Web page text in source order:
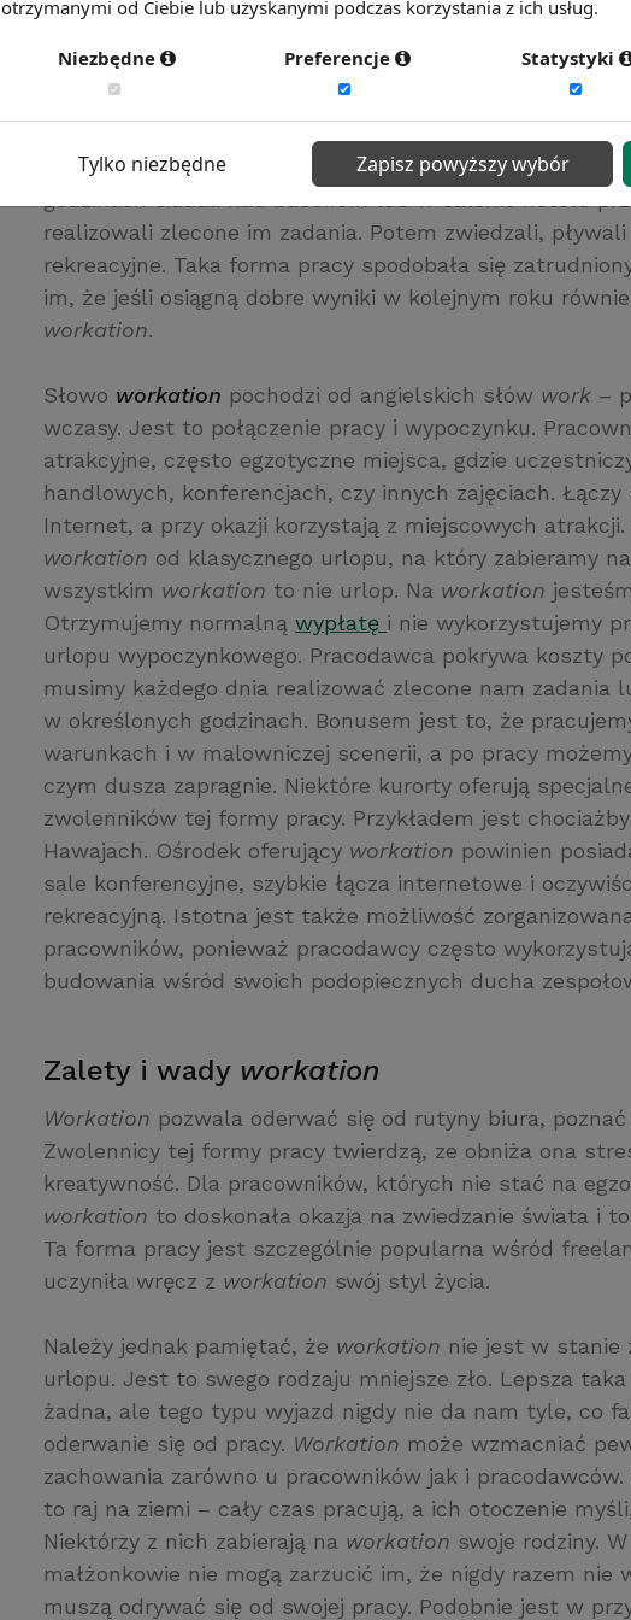
planowanych celów, postanowiła nagrodzić swoich
sposób. Cały zespół został zabrany na tygodniowy
pracy na słoneczną wyspę. Po obfitym śniadaniu
realizowali zlecone im zadania. Potem zwiedzali,
rekreacyjne. Taka forma pracy spodobała się
im, że jeśli osiągną dobre wyniki w kolejnym roku
workation.
Słowo workation pochodzi od angielskich słów work –
wczasy. Jest to połączenie pracy i wypoczynku.
atrakcyjne, często egzotyczne miejsca, gdzie
handlowych, konferencjach, czy innych zajęciach.
Internet, a przy okazji korzystają z miejscowych
workation od klasycznego urlopu, na który zabieramy
wszystkim workation to nie urlop. Na workation
Otrzymujemy normalną wypłatę i nie wykorzystujemy
urlopu wypoczynkowego. Pracodawca pokrywa koszty
musimy każdego dnia realizować zlecone nam zadania
w określonych godzinach. Bonusem jest to, że
warunkach i w malowniczej scenerii, a po pracy
czym dusza zapragnie. Niektóre kurorty oferują
zwolenników tej formy pracy. Przykładem jest chociażby
Hawajach. Ośrodek oferujący workation powinien
sale konferencyjne, szybkie łącza internetowe i
rekreacyjną. Istotna jest także możliwość
pracowników, ponieważ pracodawcy często
budowania wśród swoich podopiecznych ducha
Zalety i wady workation
Workation pozwala oderwać się od rutyny biura,
Zwolennicy tej formy pracy twierdzą, ze obniża ona
kreatywność. Dla pracowników, których nie stać na
workation to doskonała okazja na zwiedzanie świata i
Ta forma pracy jest szczególnie popularna wśród
uczyniła wręcz z workation swój styl życia.
Należy jednak pamiętać, że workation nie jest w stanie
urlopu. Jest to swego rodzaju mniejsze zło. Lepsza
żadna, ale tego typu wyjazd nigdy nie da nam tyle, co
oderwanie się od pracy. Workation może wzmacniać
zachowania zarówno u pracowników jak i
to raj na ziemi – cały czas pracują, a ich otoczenie
Niektórzy z nich zabierają na workation swoje rodziny.
małżonkowie nie mogą zarzucić im, że nigdy razem nie
muszą odrywać się od swojej pracy. Podobnie jest w
otrzymanymi od Ciebie lub uzyskanymi podczas korzystania z ich usług.
Niezbędne Preferencje Statystyki
Tylko niezbędne Zapisz powyższy wybór